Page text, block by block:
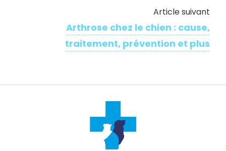
Article suivant
Arthrose chez le chien : cause,
traitement, prévention et plus